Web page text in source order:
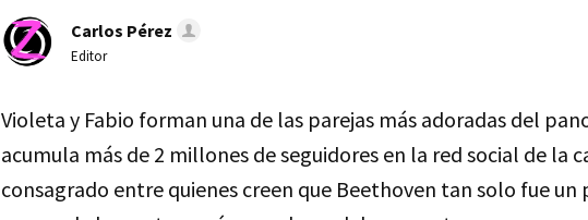
Carlos Pérez
Editor
Violeta y Fabio forman una de las parejas más adoradas del
acumula más de 2 millones de seguidores en la red social de la
consagrado entre quienes creen que Beethoven tan solo fue un